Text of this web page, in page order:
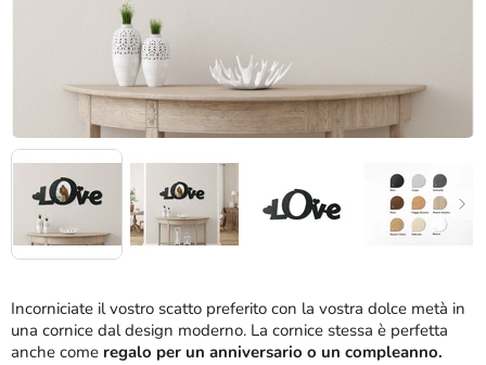
Incorniciate il vostro scatto preferito con la vostra dolce metà in
una cornice dal design moderno. La cornice stessa è perfetta
anche come regalo per un anniversario o un compleanno.